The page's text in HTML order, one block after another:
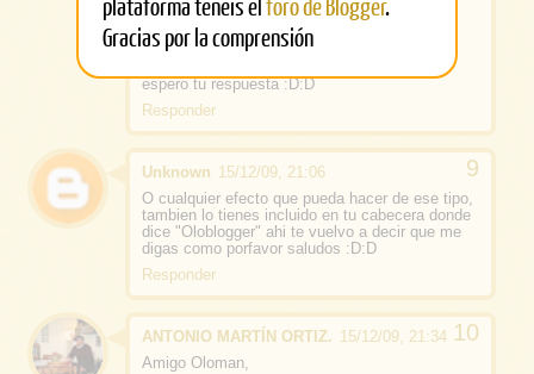
premio en muchas cosas pero no se como e
igual esta en este blog http://tecno-
compu.blogspot.com/ en el logo de twitter y
espero tu respuesta :D:D
Responder
Unknown 15/12/09, 21:06
O cualquier efecto que pueda hacer de ese tipo,
tambien lo tienes incluido en tu cabecera donde
dice "Oloblogger" ahi te vuelvo a decir que me
digas como porfavor saludos :D:D
Responder
ANTONIO MARTÍN ORTIZ. 15/12/09, 21:34
Amigo Oloman,
Gracias por la comprensión